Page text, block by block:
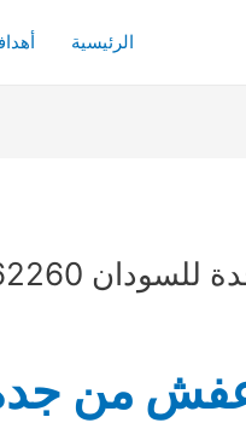
الرئيسية
من جدة